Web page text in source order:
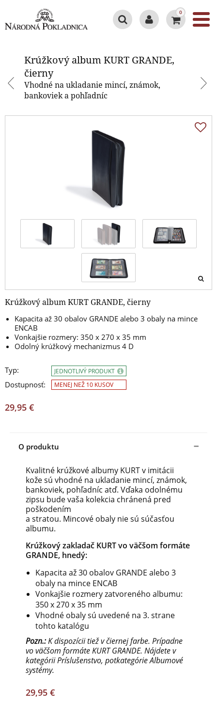
0
Krúžkový album KURT GRANDE,
čierny
Vhodné na ukladanie mincí, známok,
bankoviek a pohľadníc
Krúžkový album KURT GRANDE, čierny
Kapacita až 30 obalov GRANDE alebo 3 obaly na mince
ENCAB
Vonkajšie rozmery: 350 x 270 x 35 mm
Odolný krúžkový mechanizmus 4 D
Typ:
Dostupnosť:
JEDNOTLIVÝ PRODUKT
MENEJ NEŽ 10 KUSOV
29,95 €
O produktu
Kvalitné krúžkové albumy KURT v imitácii
kože sú vhodné na ukladanie mincí, známok,
bankoviek, pohľadníc atď. Vďaka odolnému
zipsu bude vaša kolekcia chránená pred
poškodením
a stratou. Mincové obaly nie sú súčasťou
albumu.
Krúžkový zakladač KURT vo väčšom formáte
GRANDE, hnedý:
Kapacita až 30 obalov GRANDE alebo 3
obaly na mince ENCAB
Vonkajšie rozmery zatvoreného albumu:
350 x 270 x 35 mm
Vhodné obaly sú uvedené na 3. strane
tohto katalógu
Pozn.:K dispozícii tiež v čiernej farbe. Prípadne
vo väčšom formáte KURT GRANDE. Nájdete v
kategórii Príslušenstvo, potkategórie Albumové
systémy.
29,95 €
Krúžkový album KURT GRANDE,